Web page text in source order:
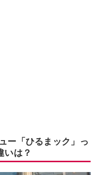
ー「ひるまック」っ
いは？